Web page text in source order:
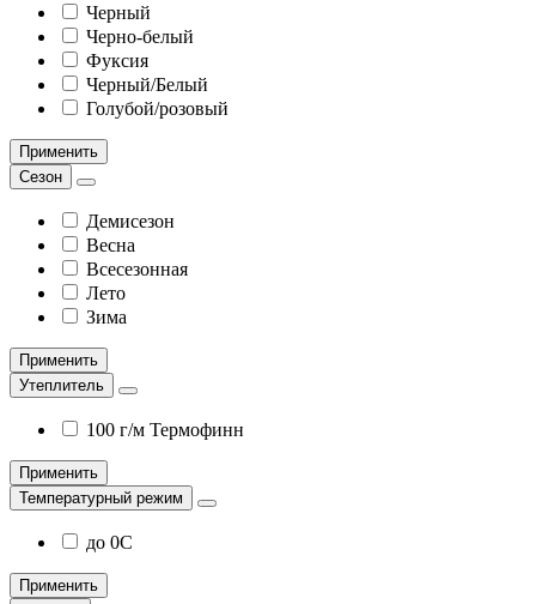
Черный
Черно-белый
Фуксия
Черный/Белый
Голубой/розовый
Применить
Сезон
Демисезон
Весна
Всесезонная
Лето
Зима
Применить
Утеплитель
100 г/м Термофинн
Применить
Температурный режим
до 0С
Применить